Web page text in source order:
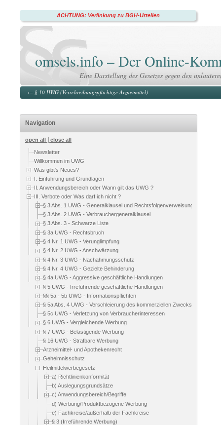
ACHTUNG: Verlinkung zu BGH-Urteilen
omsels.info – Der Online-
Eine Darstellung des Gesetzes gegen den
← § 10 HWG (Verschreibungspflichtige Arzneimittel)
Navigation
open all close all
Newsletter
Willkommen im UWG
Was gibt's Neues?
I. Einführung und Grundlagen
II. Anwendungsbereich oder Wann gilt das UWG ?
III. Verbote oder Was darf ich nicht ?
§ 3 Abs. 1 UWG - Generalklausel und Rechtsfolgenverweisung
§ 3 Abs. 2 UWG - Verbrauchergeneralklausel
§ 3 Abs. 3 - Schwarze Liste
§ 3a UWG - Rechtsbruch
§ 4 Nr. 1 UWG - Verunglimpfung
§ 4 Nr. 2 UWG - Anschwärzung
§ 4 Nr. 3 UWG - Nachahmungsschutz
§ 4 Nr. 4 UWG - Gezielte Behinderung
§ 4a UWG - Aggressive geschäftliche Handlungen
§ 5 UWG - Irreführende geschäftliche Handlungen
§§ 5a - 5b UWG - Informationspflichten
§ 5a Abs. 4 UWG - Verschleierung des kommerziellen Zwecks
§ 5c UWG - Verletzung von Verbraucherinteressen
§ 6 UWG - Vergleichende Werbung
§ 7 UWG - Belästigende Werbung
§ 16 UWG - Strafbare Werbung
Arzneimittel- und Apothekenrecht
Geheimnisschutz
Heilmittelwerbegesetz
a) Richtlinienkonformität
b) Auslegungsgrundsätze
c) Anwendungsbereich/Begriffe
d) Werbung/Produktbezogene Werbung
e) Fachkreise/außerhalb der Fachkreise
§ 3 (Irreführende Werbung)